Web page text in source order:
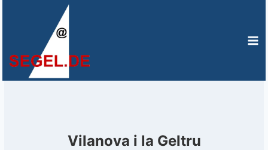
springen
Vilanova i la Geltru